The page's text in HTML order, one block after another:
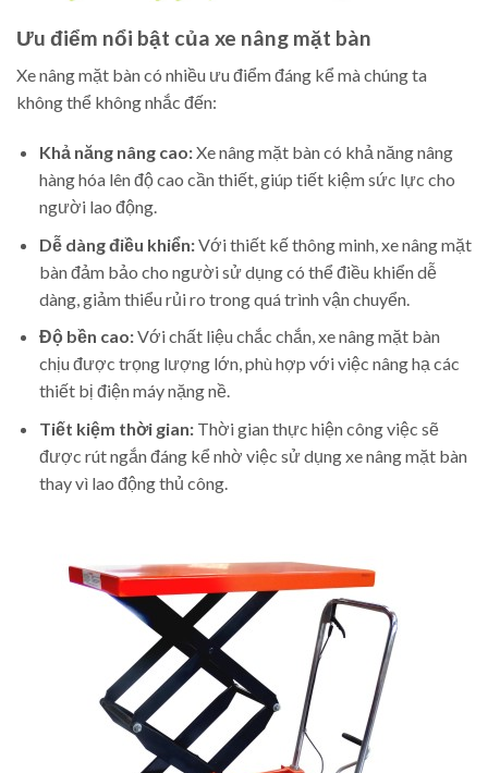
Ưu điểm nổi bật của xe nâng mặt bàn
Xe nâng mặt bàn có nhiều ưu điểm đáng kể mà chúng ta
không thể không nhắc đến:
Khả năng nâng cao:Xe nâng mặt bàn có khả năng nâng
hàng hóa lên độ cao cần thiết, giúp tiết kiệm sức lực cho
người lao động.
Dễ dàng điều khiển:Với thiết kế thông minh, xe nâng mặt
bàn đảm bảo cho người sử dụng có thể điều khiển dễ
dàng, giảm thiểu rủi ro trong quá trình vận chuyển.
Độ bền cao:Với chất liệu chắc chắn, xe nâng mặt bàn
chịu được trọng lượng lớn, phù hợp với việc nâng hạ các
thiết bị điện máy nặng nề.
Tiết kiệm thời gian:Thời gian thực hiện công việc sẽ
được rút ngắn đáng kể nhờ việc sử dụng xe nâng mặt bàn
thay vì lao động thủ công.